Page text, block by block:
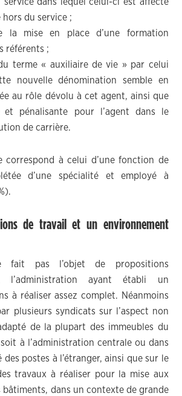
hors du service ;
la mise en place d’une formation
référents ;
terme « auxiliaire de vie » par celui
nouvelle dénomination semble en
au rôle dévolu à cet agent, ainsi que
et pénalisante pour l’agent dans le
de carrière.
correspond à celui d’une fonction de
d’une spécialité et employé à
de travail et un environnement
fait pas l’objet de propositions
l’administration ayant établi un
à réaliser assez complet. Néanmoins
plusieurs syndicats sur l’aspect non
de la plupart des immeubles du
à l’administration centrale ou dans
des postes à l’étranger, ainsi que sur le
travaux à réaliser pour la mise aux
bâtiments, dans un contexte de grande